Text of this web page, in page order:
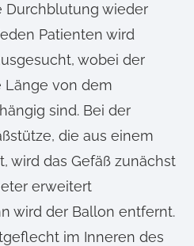
Durchblutung wieder
Patienten wird
wobei der
Länge von dem
sind. Bei der
die aus einem
wird das Gefäß zunächst
erweitert
wird der Ballon entfernt.
im Inneren des